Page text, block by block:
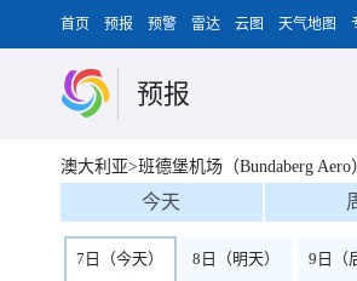
首页 预报 预警 雷达 云图 天气地图
预报
澳大利亚>班德堡机场（Bundaberg Aero
今天
7日（今天） 8日（明天） 9日（